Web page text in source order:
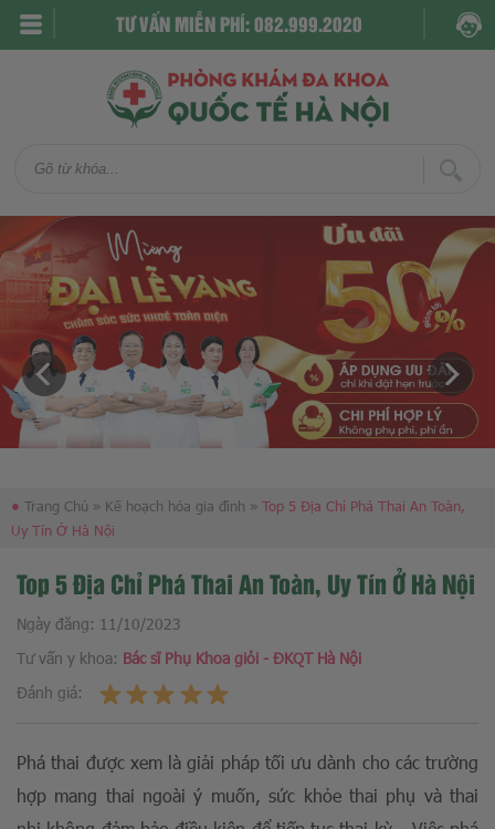
TƯ VẤN MIỄN PHÍ: 082.999.2020
● Trang Chủ » Kế hoạch hóa gia đình » Top 5 Địa Chỉ Phá Thai An Toàn,
Uy Tín Ở Hà Nội
Top 5 Địa Chỉ Phá Thai An Toàn, Uy Tín Ở Hà Nội
Ngày đăng: 11/10/2023
Tư vấn y khoa: Bác sĩ Phụ Khoa giỏi - ĐKQT Hà Nội
Đánh giá:
Phá thai được xem là giải pháp tối ưu dành cho các trường
hợp mang thai ngoài ý muốn, sức khỏe thai phụ và thai